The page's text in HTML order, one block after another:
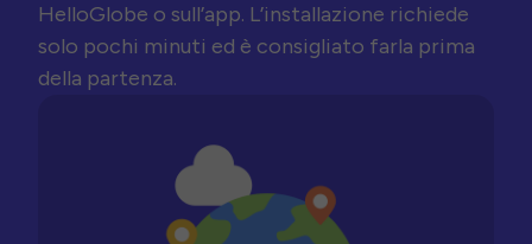
HelloGlobe o sull’app. L’installazione richiede
solo pochi minuti ed è consigliato farla prima
della partenza.